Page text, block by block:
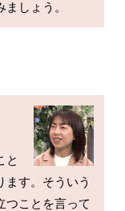
と
ます。そういう
つことを言って